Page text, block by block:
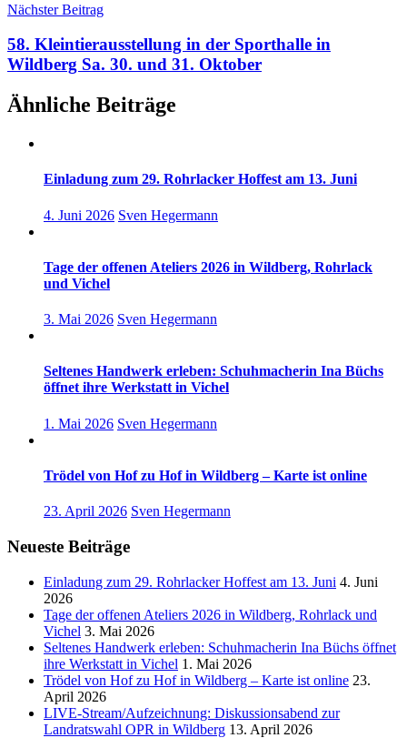
Nächster Beitrag
58. Kleintierausstellung in der Sporthalle in
Wildberg Sa. 30. und 31. Oktober
Ähnliche Beiträge
Einladung zum 29. Rohrlacker Hoffest am 13. Juni
4. Juni 2026 Sven Hegermann
Tage der offenen Ateliers 2026 in Wildberg, Rohrlack
und Vichel
3. Mai 2026 Sven Hegermann
Seltenes Handwerk erleben: Schuhmacherin Ina Büchs
öffnet ihre Werkstatt in Vichel
1. Mai 2026 Sven Hegermann
Trödel von Hof zu Hof in Wildberg – Karte ist online
23. April 2026 Sven Hegermann
Neueste Beiträge
Einladung zum 29. Rohrlacker Hoffest am 13. Juni 4. Juni
2026
Tage der offenen Ateliers 2026 in Wildberg, Rohrlack und
Vichel 3. Mai 2026
Seltenes Handwerk erleben: Schuhmacherin Ina Büchs öffnet
ihre Werkstatt in Vichel 1. Mai 2026
Trödel von Hof zu Hof in Wildberg – Karte ist online 23.
April 2026
LIVE-Stream/Aufzeichnung: Diskussionsabend zur
Landratswahl OPR in Wildberg 13. April 2026